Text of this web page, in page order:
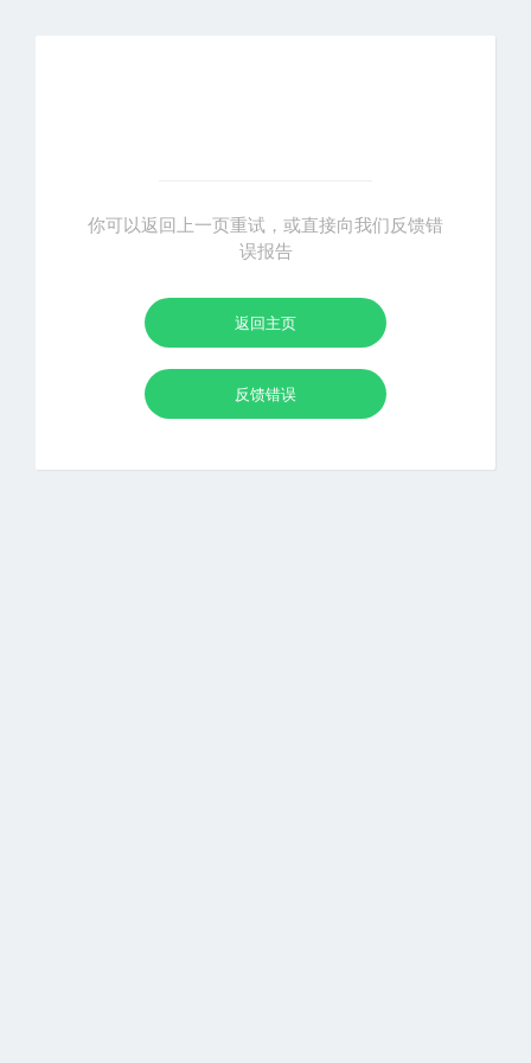
你可以返回上一页重试，或直接向我们反馈错
误报告
返回主页
反馈错误